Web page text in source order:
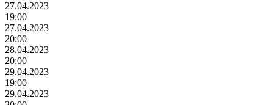
27.04.2023
19:00
27.04.2023
20:00
28.04.2023
20:00
29.04.2023
19:00
29.04.2023